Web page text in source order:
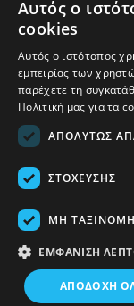
Αυτός ο
cookies
Αυτός ο ιστότοπος
εμπειρίας των
παρέχετε τη
Πολιτική μας για τα
ΑΠΟΛΎΤΩΣ
ΣΤΌΧΕΥΣΗΣ
ΜΗ
ΕΜΦΆΝΙΣΗ
ΑΠΟΔΟΧΉ